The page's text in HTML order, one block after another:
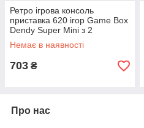
Ретро ігрова консоль
приставка 620 ігор Game Box
Dendy Super Mini з 2
джойстиками SFC (Super
Mini)
Немає в наявності
703 ₴
Про нас